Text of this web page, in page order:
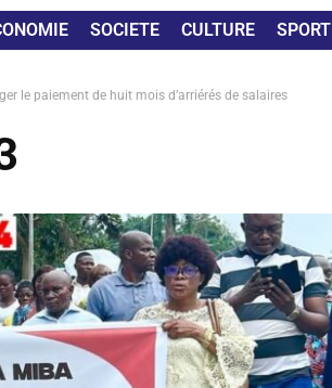
SOCIETE CULTURE SPORT
le paiement de huit mois d’arriérés de salaires